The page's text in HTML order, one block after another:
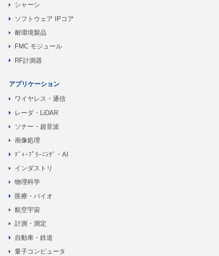
シャーシ
ソフトウェア IPコア
耐環境製品
FMC モジュール
RF計測器
アプリケーション
ワイヤレス・通信
レーダ・LiDAR
ソナー・超音波
画像処理
ﾃﾞｨｰﾌﾟﾗｰﾆﾝｸﾞ・AI
インダストリ
物理科学
医療・バイオ
航空宇宙
計測・測定
自動車・鉄道
量子コンピュータ